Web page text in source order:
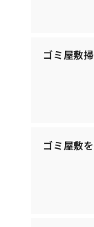
ゴミ屋敷
ゴミ屋敷